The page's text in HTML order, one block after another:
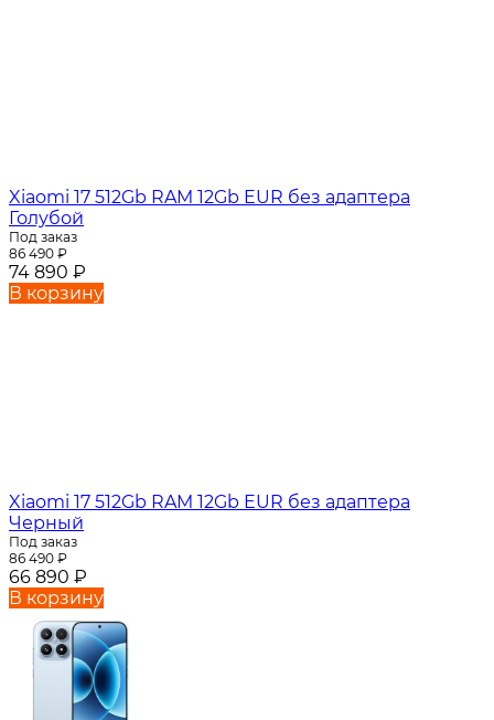
Xiaomi 17 512Gb RAM 12Gb EUR без адаптера
Голубой
Под заказ
86 490 ₽
74 890 ₽
В корзину
Xiaomi 17 512Gb RAM 12Gb EUR без адаптера
Черный
Под заказ
86 490 ₽
66 890 ₽
В корзину